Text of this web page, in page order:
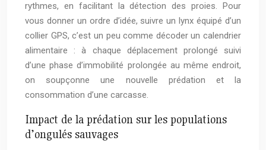
rythmes, en facilitant la détection des proies. Pour
vous donner un ordre d’idée, suivre un lynx équipé d’un
collier GPS, c’est un peu comme décoder un calendrier
alimentaire : à chaque déplacement prolongé suivi
d’une phase d’immobilité prolongée au même endroit,
on soupçonne une nouvelle prédation et la
consommation d’une carcasse.
Impact de la prédation sur les populations
d’ongulés sauvages